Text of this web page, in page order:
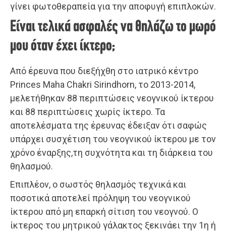
γίνει φωτοθεραπεία για την αποφυγή επιπλοκών.
Είναι τελικά ασφαλές να θηλάζω το μωρό
μου όταν έχει ίκτερο;
Από έρευνα που διεξήχθη στο ιατρικό κέντρο
Princes Maha Chakri Sirindhorn, το 2013-2014,
μελετήθηκαν 88 περιπτώσεις νεογνικού ίκτερου
και 88 περιπτώσεις χωρίς ίκτερο. Τα
αποτελέσματα της έρευνας έδειξαν ότι σαφώς
υπάρχει συσχέτιση του νεογνικού ίκτερου με τον
χρόνο έναρξης,τη συχνότητα και τη διάρκεια του
θηλασμού.
Επιπλέον, ο σωστός θηλασμός τεχνικά και
ποσοτικά αποτελεί πρόληψη του νεογνικού
ίκτερου από μη επαρκή σίτιση του νεογνού. Ο
ίκτερος του μητρικού γάλακτος ξεκινάει την 1η ή